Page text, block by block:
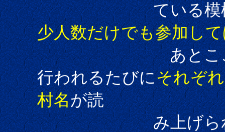
ている模様で
少人数だけでも参加し
あとここ福知山
行われるたびにそれぞ
村名が読
み上げられます